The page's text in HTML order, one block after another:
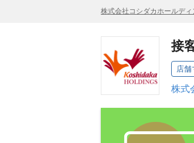
株式会社コシダカホールディ
接
店舗
株式